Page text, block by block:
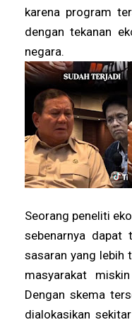
karena program
dengan tekanan
negara.
Seorang peneliti
sebenarnya dapat
sasaran yang lebih
masyarakat
Dengan skema
dialokasikan